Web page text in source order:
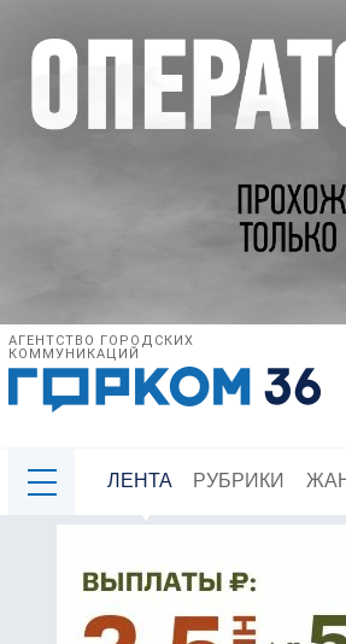
АГЕНТСТВО ГОРОДСКИХ
КОММУНИКАЦИЙ
ЛЕНТА РУБРИКИ